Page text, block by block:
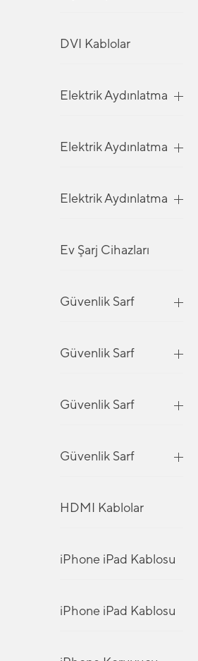
DVI Kablolar
Elektrik Aydınlatma
Elektrik Aydınlatma
Elektrik Aydınlatma
Ev Şarj Cihazları
Güvenlik Sarf
Güvenlik Sarf
Güvenlik Sarf
Güvenlik Sarf
HDMI Kablolar
iPhone iPad Kablosu
iPhone iPad Kablosu